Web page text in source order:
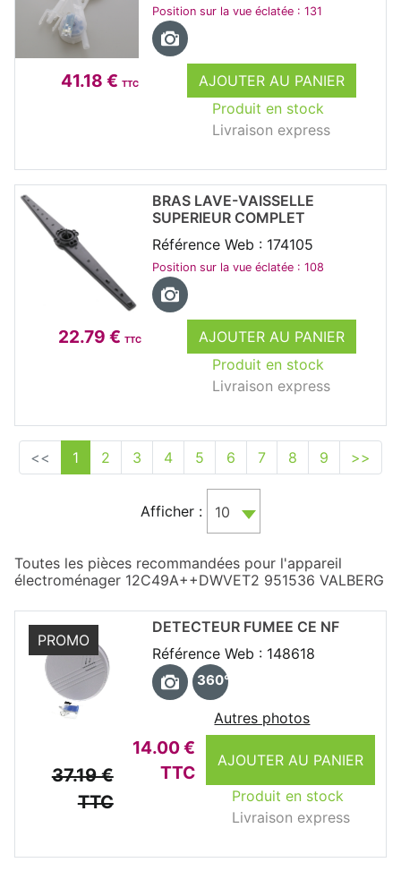
41.18 € TTC
AJOUTER AU PANIER
Produit en stock
Livraison express
Position sur la vue éclatée : 131
22.79 € TTC
AJOUTER AU PANIER
Produit en stock
Livraison express
BRAS LAVE-VAISSELLE
SUPERIEUR COMPLET
Référence Web : 174105
Position sur la vue éclatée : 108
<< 1 2 3 4 5 6 7 8 9 >>
Afficher : 10
Toutes les pièces recommandées pour l'appareil
électroménager 12C49A++DWVET2 951536 VALBERG
PROMO
37.19 €
TTC
14.00 €
TTC
AJOUTER AU PANIER
Produit en stock
Livraison express
DETECTEUR FUMEE CE NF
Référence Web : 148618
360°
Autres photos